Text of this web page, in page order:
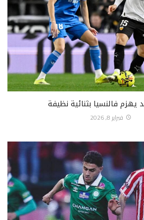
يهزم فالنسيا بثنائية نظيفة
فبراير 8, 2026